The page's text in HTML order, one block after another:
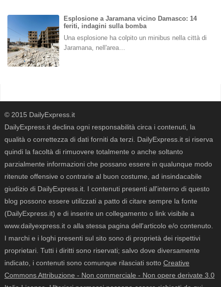
Esplosione a Jaramana vicino Damasco: 14
feriti, indagini sulla bomba
Una esplosione ha colpito un minibus nella città di
Jaramana, nell'area…
© 2015 DailyExpress.it
DailyExpress.it declina ogni responsabilità circa i contenuti, la
qualità o correttezza di dati forniti da terzi. DailyExpress.it si riserva
quindi la facoltà di rimuovere totalmente o anche soltanto
parzialmente informazioni che possano essere in qualunque modo
ritenute offensive o contrarie al buon costume, ad insindacabile
giudizio di DailyExpress.it. I contenuti presenti all'interno di questo
blog possono essere utilizzati a patto di citare sempre la fonte
(DailyExpress.it) e di inserire un collegamento o link visibile a
www.dailyexpress.it o alla stessa pagina dell'articolo e/o contenuto.
I marchi e i loghi presenti sul sito sono di proprietà dei rispettivi
proprietari. Tutti i diritti sono riservati; salvo dove diversamente
indicato, i contenuti sono comunque rilasciati sotto Creative
Commons Attribuzione - Non commerciale - Non opere derivate 3.0